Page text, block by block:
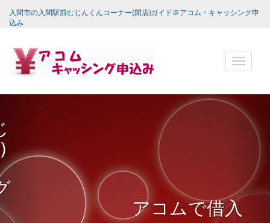
入間市の入間駅前むじんくんコーナー(閉店)ガイド＠アコム・キャッシング申
込み
ナ
ビ
ー
シ
アコムで借入